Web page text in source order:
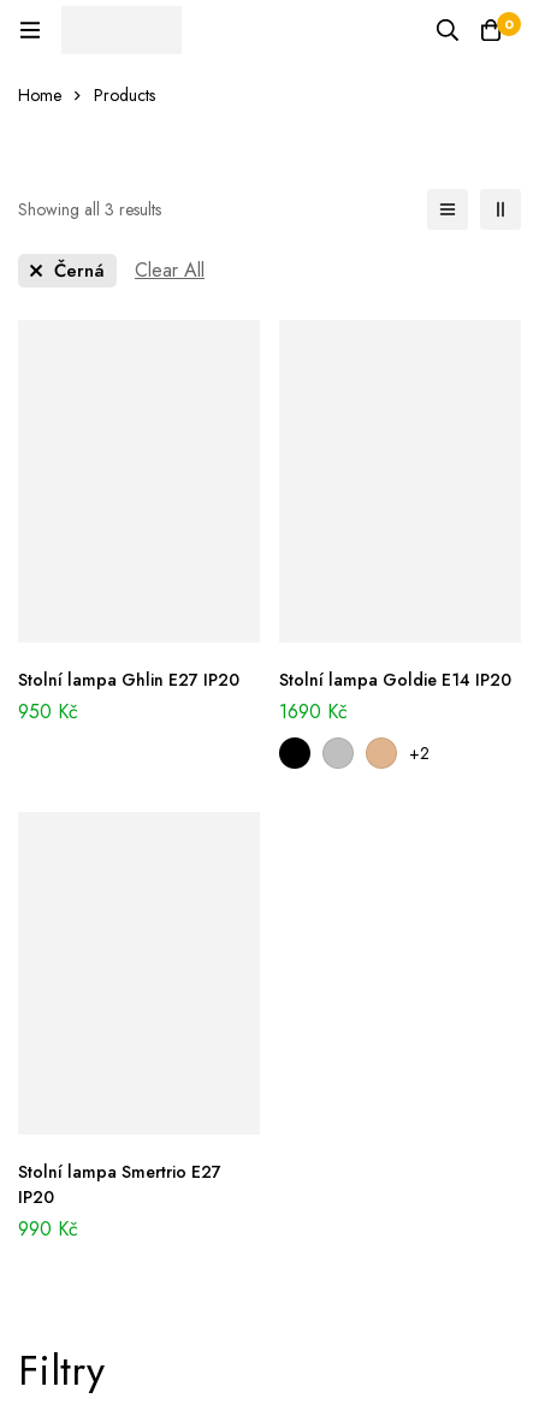
0
Home Products
Filtry
Showing all 3 results
Černá Clear All
Stolní lampa Ghlin E27 IP20
950 Kč
Stolní lampa Goldie E14 IP20
1690 Kč
+2
Stolní lampa Smertrio E27
IP20
990 Kč